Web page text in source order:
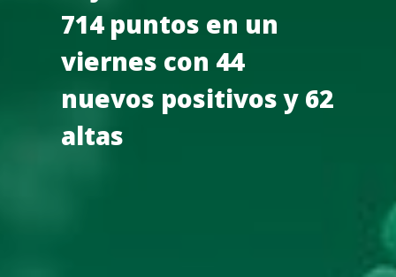
714 puntos en un
viernes con 44
nuevos positivos y 62
altas